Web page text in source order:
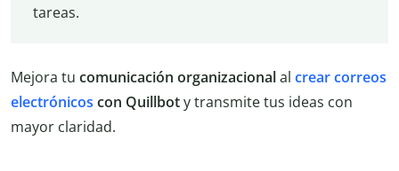
tareas.
Mejora tu comunicación organizacionalal crear correos
electrónicos con Quillboty transmite tus ideas con
mayor claridad.